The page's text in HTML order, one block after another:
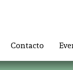
Contacto